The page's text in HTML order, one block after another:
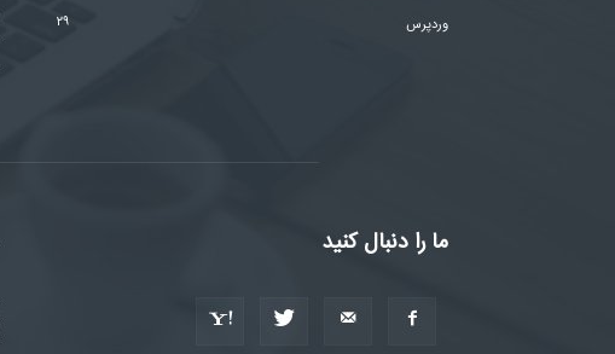
وردپرس
۲۹
ما را دنبال کنید